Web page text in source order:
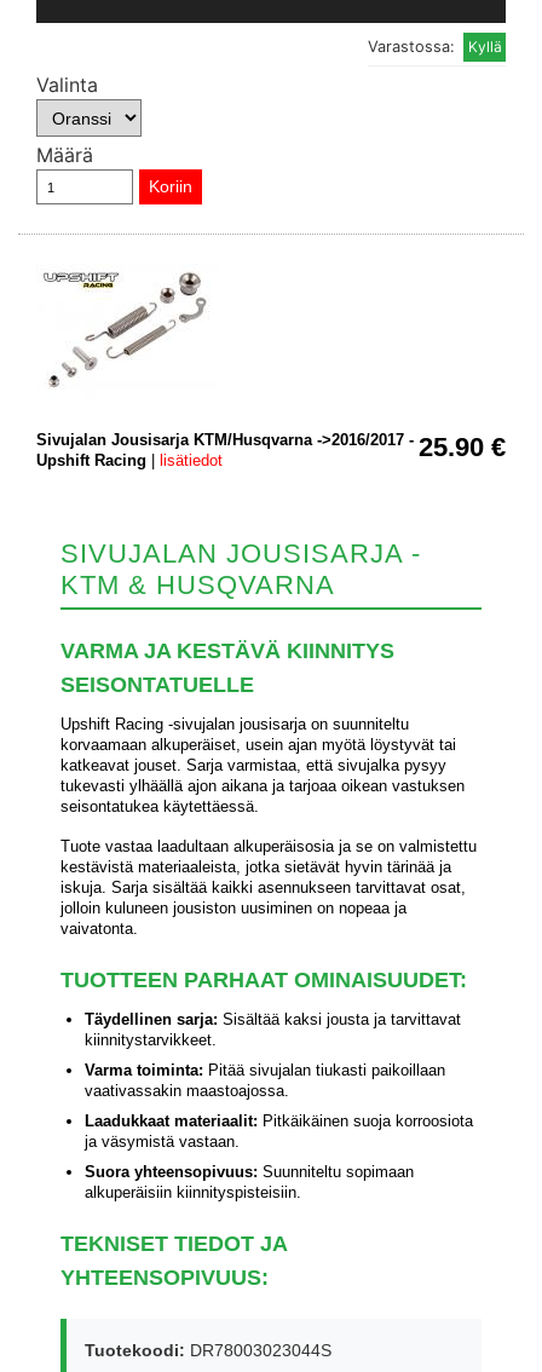
Varastossa:
Valinta
Määrä
25.90 €
Sivujalan Jousisarja KTM/Husqvarna ->2016/2017 -
Upshift Racing
lisätiedot
SIVUJALAN JOUSISARJA -
KTM & HUSQVARNA
VARMA JA KESTÄVÄ KIINNITYS
SEISONTATUELLE
Upshift Racing -sivujalan jousisarja on suunniteltu
korvaamaan alkuperäiset, usein ajan myötä löystyvät tai
katkeavat jouset. Sarja varmistaa, että sivujalka pysyy
tukevasti ylhäällä ajon aikana ja tarjoaa oikean vastuksen
seisontatukea käytettäessä.
Tuote vastaa laadultaan alkuperäisosia ja se on valmistettu
kestävistä materiaaleista, jotka sietävät hyvin tärinää ja
iskuja. Sarja sisältää kaikki asennukseen tarvittavat osat,
jolloin kuluneen jousiston uusiminen on nopeaa ja
vaivatonta.
TUOTTEEN PARHAAT OMINAISUUDET:
Täydellinen sarja: Sisältää kaksi jousta ja tarvittavat
kiinnitystarvikkeet.
Varma toiminta: Pitää sivujalan tiukasti paikoillaan
vaativassakin maastoajossa.
Laadukkaat materiaalit: Pitkäikäinen suoja korroosiota
ja väsymistä vastaan.
Suora yhteensopivuus: Suunniteltu sopimaan
alkuperäisiin kiinnityspisteisiin.
TEKNISET TIEDOT JA
YHTEENSOPIVUUS:
Tuotekoodi: DR78003023044S